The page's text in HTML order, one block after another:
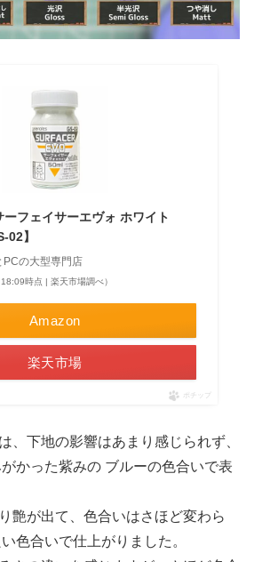
ーフェイサーエヴォ ホワイト
02】
の大型専門店
時点 | 楽天市場調べ）
Amazon
楽天市場
ポチップ
、下地の影響はあまり感じられず、
かった紫みの ブルーの色合いで表
艶が出て、色合いはさほど変わら
色合いで仕上がりました。